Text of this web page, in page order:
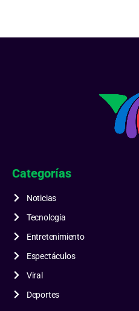
Categorías
Noticias
Tecnología
Entretenimiento
Espectáculos
Viral
Deportes